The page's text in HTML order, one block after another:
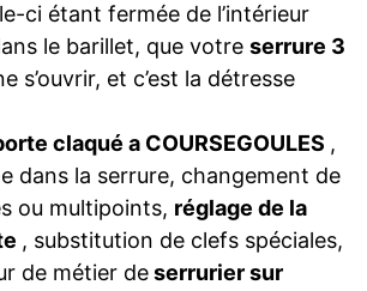
ci étant fermée de l’intérieur
le barillet, que votre serrure 3
s’ouvrir, et c’est la détresse
claqué a COURSEGOULES ,
dans la serrure, changement de
ou multipoints, réglage de la
, substitution de clefs spéciales,
de métier deserrurier sur